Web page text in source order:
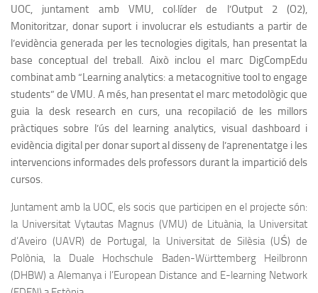
UOC, juntament amb VMU, col·líder de l’Output 2 (O2),
Monitoritzar, donar suport i involucrar els estudiants a partir de
l’evidència generada per les tecnologies digitals, han presentat la
base conceptual del treball. Això inclou el marc DigCompEdu
combinat amb “Learning analytics: a metacognitive tool to engage
students” de VMU. A més, han presentat el marc metodològic que
guia la desk research en curs, una recopilació de les millors
pràctiques sobre l’ús del learning analytics, visual dashboard i
evidència digital per donar suport al disseny de l’aprenentatge i les
intervencions informades dels professors durant la impartició dels
cursos.
Juntament amb la UOC, els socis que participen en el projecte són:
la Universitat Vytautas Magnus (VMU) de Lituània, la Universitat
d’Aveiro (UAVR) de Portugal, la Universitat de Silèsia (UŚ) de
Polònia, la Duale Hochschule Baden-Württemberg Heilbronn
(DHBW) a Alemanya i l’European Distance and E-learning Network